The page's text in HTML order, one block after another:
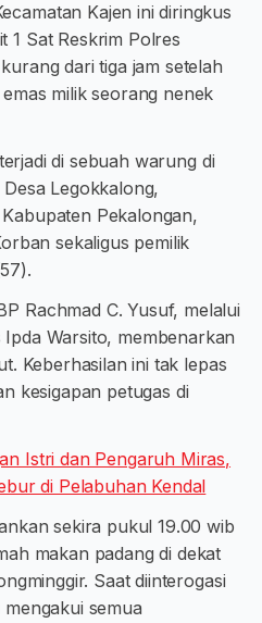
Kajen ini diringkus
1 Sat Reskrim Polres
dari tiga jam setelah
milik seorang nenek
di sebuah warung di
Legokkalong,
Pekalongan,
sekaligus pemilik
Rachmad C. Yusuf, melalui
Warsito, membenarkan
Keberhasilan ini tak lepas
kesigapan petugas di
Istri dan Pengaruh Miras,
di Pelabuhan Kendal
sekira pukul 19.00 wib
makan padang di dekat
Saat diinterogasi
semua